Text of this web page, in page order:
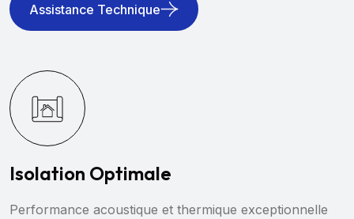
Assistance Technique
Mise en Œuvre Rapide
Installation sèche et propre sans nuisances pour les